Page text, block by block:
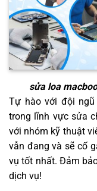
sửa loa
Tự hào với đội
trong lĩnh vực sửa
với nhóm kỹ thuật
vẫn đang và sẽ cố
vụ tốt nhất. Đảm
dịch vụ!